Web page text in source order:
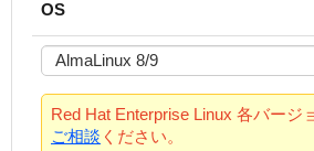
OS
Red Hat Enterprise Linux 各バー
ご相談 ください。